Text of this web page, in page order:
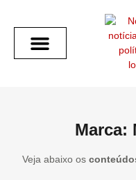
Marca:
Veja abaixo os